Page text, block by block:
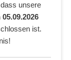
unsere
ist.